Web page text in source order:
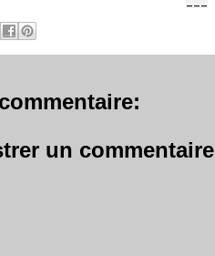
un commentaire